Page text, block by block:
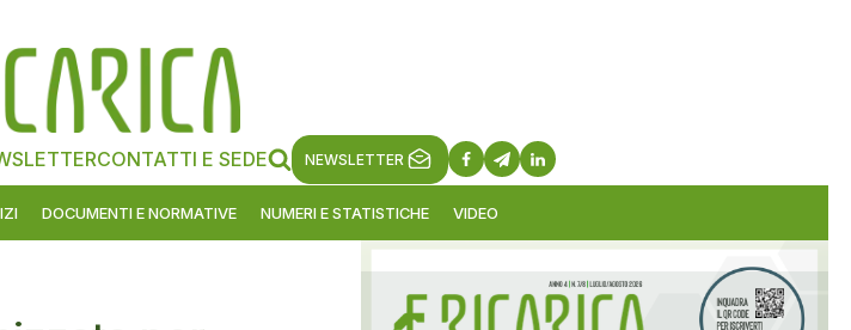
CONTATTI E SEDE NEWSLETTER
DOCUMENTI E NORMATIVE NUMERI E STATISTICHE VIDEO